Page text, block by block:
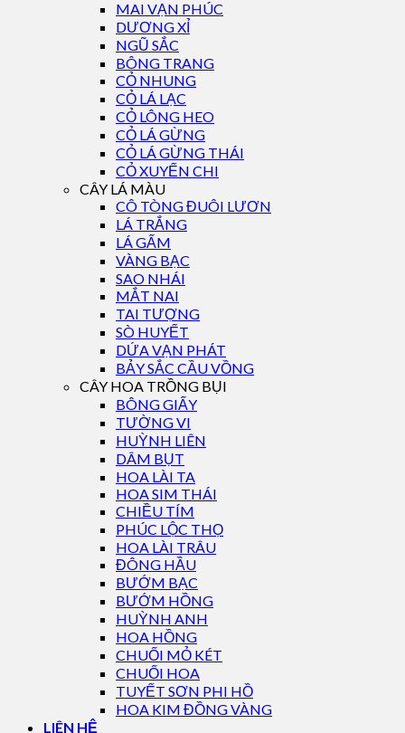
MAI VẠN PHÚC
DƯƠNG XỈ
NGŨ SẮC
BÔNG TRANG
CỎ NHUNG
CỎ LÁ LẠC
CỎ LÔNG HEO
CỎ LÁ GỪNG
CỎ LÁ GỪNG THÁI
CỎ XUYẾN CHI
CÂY LÁ MÀU
CÔ TÒNG ĐUÔI LƯƠN
LÁ TRẮNG
LÁ GẤM
VÀNG BẠC
SAO NHÁI
MẮT NAI
TAI TƯỢNG
SÒ HUYẾT
DỨA VẠN PHÁT
BẢY SẮC CẦU VỒNG
CÂY HOA TRỒNG BỤI
BÔNG GIẤY
TƯỜNG VI
HUỲNH LIÊN
DÂM BỤT
HOA LÀI TA
HOA SIM THÁI
CHIỀU TÍM
PHÚC LỘC THỌ
HOA LÀI TRÂU
ĐÔNG HẦU
BƯỚM BẠC
BƯỚM HỒNG
HUỲNH ANH
HOA HỒNG
CHUỐI MỎ KÉT
CHUỐI HOA
TUYẾT SƠN PHI HỒ
HOA KIM ĐỒNG VÀNG
LIÊN HỆ